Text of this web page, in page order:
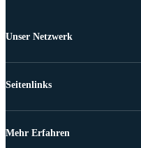
Unser Netzwerk
Seitenlinks
Mehr Erfahren